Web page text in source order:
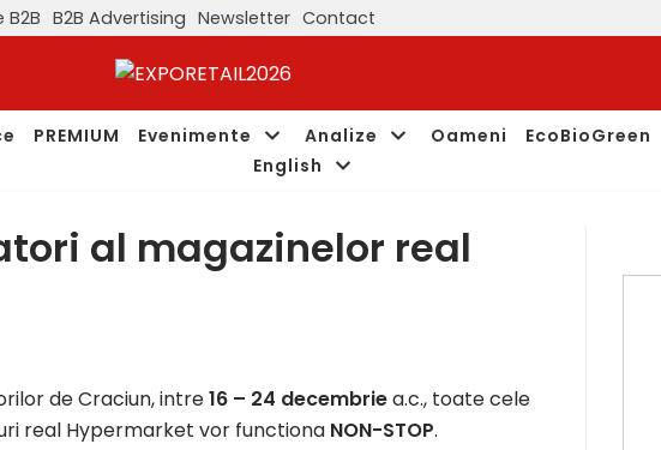
B2B B2B Advertising Newsletter Contact
PREMIUM Evenimente Analize Oameni EcoBioGreen
English
al magazinelor real
de Craciun, intre16 – 24 decembriea.c., toate cele
real Hypermarket vor functiona NON-STOP.